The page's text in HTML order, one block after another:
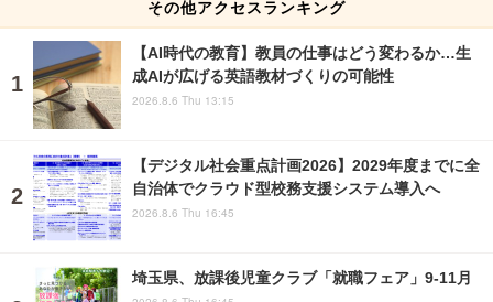
その他アクセスランキング
【AI時代の教育】教員の仕事はどう変わるか…生
成AIが広げる英語教材づくりの可能性
2026.8.6 Thu 13:15
【デジタル社会重点計画2026】2029年度までに全
自治体でクラウド型校務支援システム導入へ
2026.8.6 Thu 16:45
埼玉県、放課後児童クラブ「就職フェア」9-11月